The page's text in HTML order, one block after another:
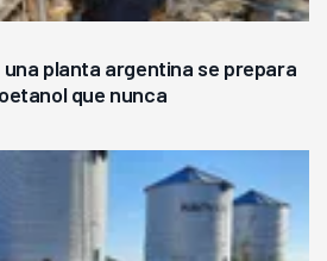
una planta argentina se prepara
que nunca